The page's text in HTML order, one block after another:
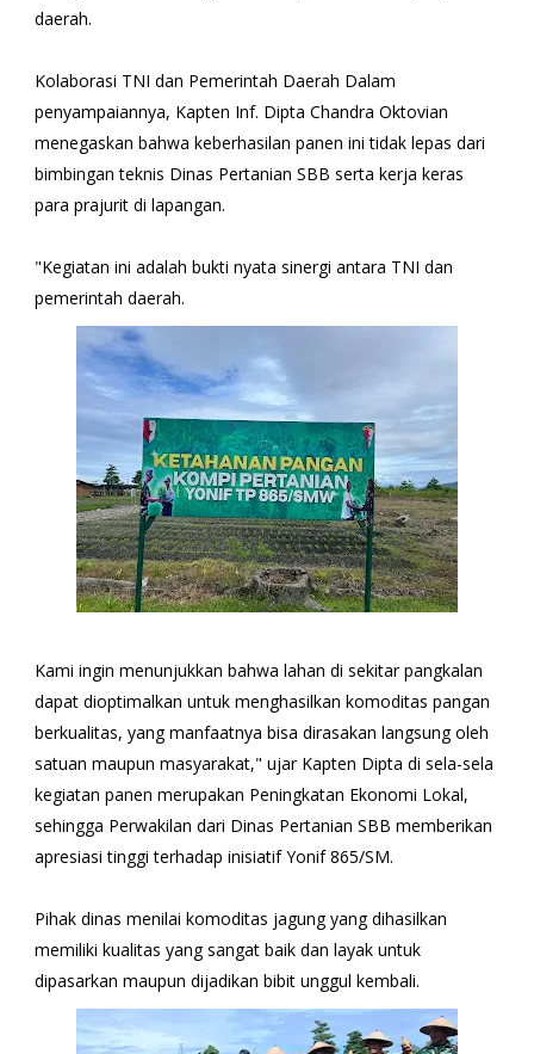
daerah.
​Kolaborasi TNI dan Pemerintah Daerah ​Dalam
penyampaiannya, Kapten Inf. Dipta Chandra Oktovian
menegaskan bahwa keberhasilan panen ini tidak lepas dari
bimbingan teknis Dinas Pertanian SBB serta kerja keras
para prajurit di lapangan.
​"Kegiatan ini adalah bukti nyata sinergi antara TNI dan
pemerintah daerah.
Kami ingin menunjukkan bahwa lahan di sekitar pangkalan
dapat dioptimalkan untuk menghasilkan komoditas pangan
berkualitas, yang manfaatnya bisa dirasakan langsung oleh
satuan maupun masyarakat," ujar Kapten Dipta di sela-sela
kegiatan panen merupakan Peningkatan Ekonomi Lokal,
sehingga Perwakilan dari Dinas Pertanian SBB memberikan
apresiasi tinggi terhadap inisiatif Yonif 865/SM.
Pihak dinas menilai komoditas jagung yang dihasilkan
memiliki kualitas yang sangat baik dan layak untuk
dipasarkan maupun dijadikan bibit unggul kembali.